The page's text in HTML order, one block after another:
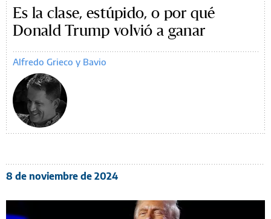
Es la clase, estúpido, o por qué
Donald Trump volvió a ganar
Alfredo Grieco y Bavio
8 de noviembre de 2024